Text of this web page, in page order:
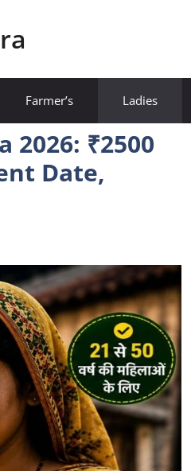
Farmer’s Ladies
₹2500
Date,